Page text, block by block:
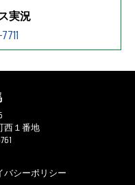
実況
西１番地
バシーポリシー